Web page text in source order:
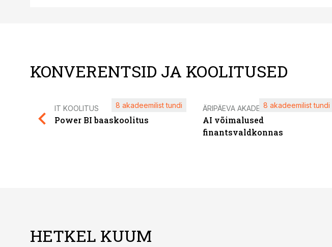
KONVERENTSID JA KOOLITUSED
IT KOOLITUS
Power BI baaskoolitus
8 akadeemilist tundi ÄRIPÄEVA AKADEEMIA
AI võimalused
finantsvaldkonnas
8 akadeemilist tundi
HETKEL KUUM